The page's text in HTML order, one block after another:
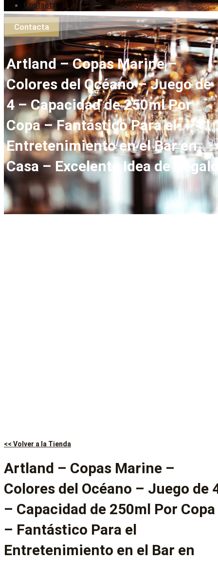
Contacta
Contacta
Artland – Copas Marine –
Colores del Océano – Juego de
4 – Capacidad de 250ml Por
Copa – Fantástico Para el
Entretenimiento en el Bar en
Casa – Excelente Idea de
<< Volver a la Tienda
Artland – Copas Marine –
Colores del Océano – Juego de
– Capacidad de 250ml Por Copa
– Fantástico Para el
Entretenimiento en el Bar en